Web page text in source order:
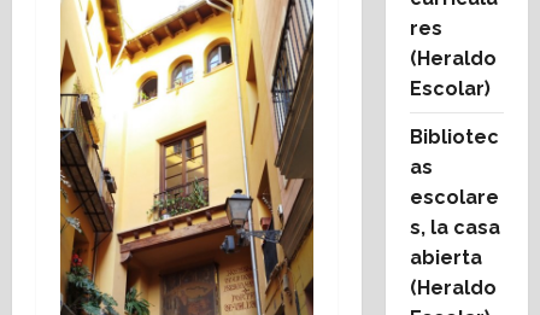
res
(Heraldo
Escolar)
Bibliotec
as
escolare
s, la casa
abierta
(Heraldo